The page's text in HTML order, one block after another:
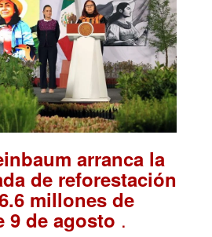
arranca la
de reforestación
millones de
9 de agosto .